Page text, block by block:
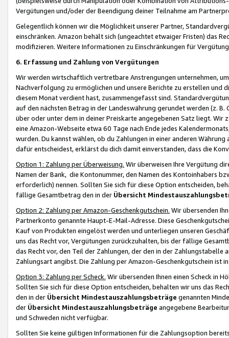
Vergütungen und/oder der Beendigung deiner Teilnahme am
Gelegentlich können wir die Möglichkeit unserer Partner,
einschränken. Amazon behält sich (ungeachtet etwaiger Fristen) das
modifizieren. Weitere Informationen zu Einschränkungen für
6. Erfassung und Zahlung von Vergütungen
Wir werden wirtschaftlich vertretbare Anstrengungen unternehmen,
Nachverfolgung zu ermöglichen und unsere Berichte zu erstellen und
diesem Monat verdient hast, zusammengefasst sind.
auf den nächsten Betrag in der Landeswährung gerundet werden (z.
über oder unter dem in deiner Preiskarte angegebenen Satz liegt.
eine Amazon-Webseite etwa 60 Tage nach Ende jedes
wurden. Du kannst wählen, ob du Zahlungen in einer anderen
dafür entscheidest, erklärst du dich damit einverstanden, dass die
Option 1: Zahlung per Überweisung. Wir überweisen Ihre Vergütung
Namen der Bank, die Kontonummer, den Namen des Kontoinhabers
erforderlich) nennen. Sollten Sie sich für diese Option entscheiden,
fällige Gesamtbetrag den in der Übersicht
Option 2: Zahlung per Amazon-Geschenkgutschein. Wir übersenden
Partnerkonto genannte Haupt-E-Mail-Adresse. Diese
Kauf von Produkten eingelöst werden und unterliegen unseren
uns das Recht vor, Vergütungen zurückzuhalten, bis der fällige
das Recht vor, den Teil der Zahlungen, der den in der
Zahlungsart angibst. Die Zahlung per Amazon-Geschenkgutschein ist
Option 3: Zahlung per Scheck. Wir übersenden Ihnen einen Scheck in
Sollten Sie sich für diese Option entscheiden, behalten wir uns das
den in der Übersicht Mindestauszahlungsbeträge genannten
der Übersicht Mindestauszahlungsbeträge angegebene
und Schweden nicht verfügbar.
Sollten Sie keine gültigen Informationen für die Zahlungsoption